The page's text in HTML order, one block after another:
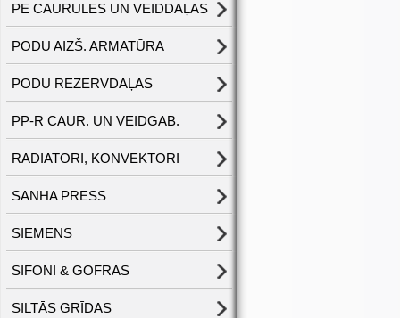
PE CAURULES UN VEIDDAĻAS
PODU AIZŠ. ARMATŪRA
PODU REZERVDAĻAS
PP-R CAUR. UN VEIDGAB.
RADIATORI, KONVEKTORI
SANHA PRESS
SIEMENS
SIFONI & GOFRAS
SILTĀS GRĪDAS